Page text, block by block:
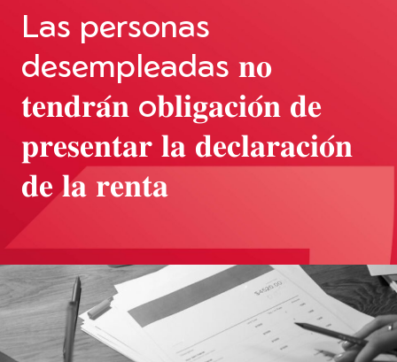
Las personas
desempleadas 𝐧𝐨
𝐭𝐞𝐧𝐝𝐫𝐚́𝐧 o𝐛𝐥𝐢𝐠𝐚𝐜𝐢𝐨́𝐧 𝐝𝐞
𝐩𝐫𝐞𝐬𝐞𝐧𝐭𝐚𝐫 𝐥𝐚 𝐝𝐞𝐜𝐥𝐚𝐫𝐚𝐜𝐢𝐨́𝐧
𝐝𝐞 𝐥𝐚 𝐫𝐞𝐧𝐭𝐚